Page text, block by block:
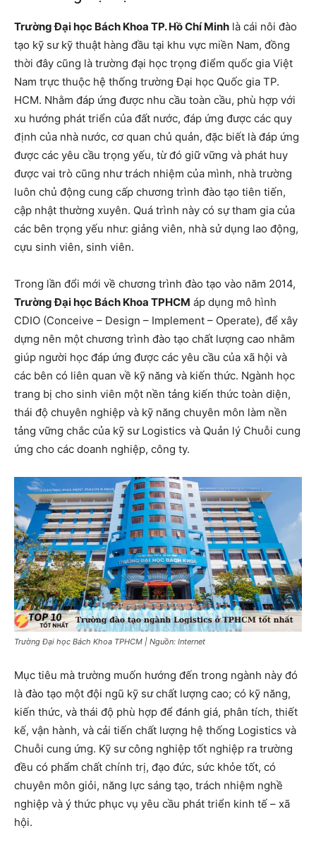
Trường Đại học Bách Khoa TP. Hồ Chí Minh là cái nôi đào
tạo kỹ sư kỹ thuật hàng đầu tại khu vực miền Nam, đồng
thời đây cũng là trường đại học trọng điểm quốc gia Việt
Nam trực thuộc hệ thống trường Đại học Quốc gia TP.
HCM. Nhằm đáp ứng được nhu cầu toàn cầu, phù hợp với
xu hướng phát triển của đất nước, đáp ứng được các quy
định của nhà nước, cơ quan chủ quản, đặc biết là đáp ứng
được các yêu cầu trọng yếu, từ đó giữ vững và phát huy
được vai trò cũng như trách nhiệm của mình, nhà trường
luôn chủ động cung cấp chương trình đào tạo tiên tiến,
cập nhật thường xuyên. Quá trình này có sự tham gia của
các bên trọng yếu như: giảng viên, nhà sử dụng lao động,
cựu sinh viên, sinh viên.
Trong lần đổi mới về chương trình đào tạo vào năm 2014,
Trường Đại học Bách Khoa TPHCM áp dụng mô hình
CDIO (Conceive – Design – Implement – Operate), để xây
dựng nên một chương trình đào tạo chất lượng cao nhằm
giúp người học đáp ứng được các yêu cầu của xã hội và
các bên có liên quan về kỹ năng và kiến thức. Ngành học
trang bị cho sinh viên một nền tảng kiến thức toàn diện,
thái độ chuyên nghiệp và kỹ năng chuyên môn làm nền
tảng vững chắc của kỹ sư Logistics và Quản lý Chuỗi cung
ứng cho các doanh nghiệp, công ty.
Trường Đại học Bách Khoa TPHCM | Nguồn: Internet
Mục tiêu mà trường muốn hướng đến trong ngành này đó
là đào tạo một đội ngũ kỹ sư chất lượng cao; có kỹ năng,
kiến thức, và thái độ phù hợp để đánh giá, phân tích, thiết
kế, vận hành, và cải tiến chất lượng hệ thống Logistics và
Chuỗi cung ứng. Kỹ sư công nghiệp tốt nghiệp ra trường
đều có phẩm chất chính trị, đạo đức, sức khỏe tốt, có
chuyên môn giỏi, năng lực sáng tạo, trách nhiệm nghề
nghiệp và ý thức phục vụ yêu cầu phát triển kinh tế – xã
hội.